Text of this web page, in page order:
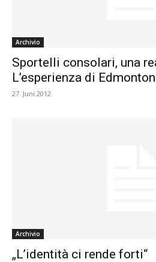
Archivio
Sportelli consolari, una
L’esperienza di
27. Juni 2012
Archivio
„L’identità ci rende forti“